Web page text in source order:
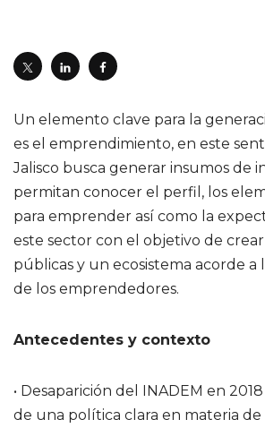
Un elemento clave para la
es el emprendimiento, en este
Jalisco busca generar insumos de
permitan conocer el perfil, los
para emprender así como la
este sector con el objetivo de
públicas y un ecosistema acorde a
de los emprendedores.
Antecedentes y contexto
• Desaparición del INADEM en
de una política clara en materia de